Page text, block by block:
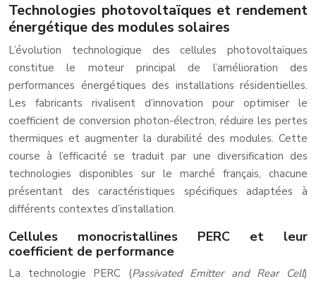
Technologies photovoltaïques et rendement
énergétique des modules solaires
L’évolution technologique des cellules photovoltaïques
constitue le moteur principal de l’amélioration des
performances énergétiques des installations résidentielles.
Les fabricants rivalisent d’innovation pour optimiser le
coefficient de conversion photon-électron, réduire les pertes
thermiques et augmenter la durabilité des modules. Cette
course à l’efficacité se traduit par une diversification des
technologies disponibles sur le marché français, chacune
présentant des caractéristiques spécifiques adaptées à
différents contextes d’installation.
Cellules monocristallines PERC et leur
coefficient de performance
La technologie PERC (Passivated Emitter and Rear Cell)